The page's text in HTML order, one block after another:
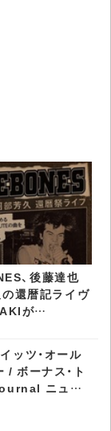
、後藤達也
還暦記ライヴ
が
う一夜かぎり
ッツ・オール
/ ボーナス・ト
ニュー